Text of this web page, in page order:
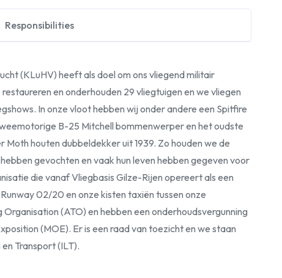
Responsibilities
(KLuHV) heeft als doel om ons vliegend militair
en onderhouden 29 vliegtuigen en we vliegen
In onze vloot hebben wij onder andere een Spitfire
B-25 Mitchell bommenwerper en het oudste
houten dubbeldekker uit 1939. Zo houden we de
gevochten en vaak hun leven hebben gegeven voor
die vanaf Vliegbasis Gilze-Rijen opereert als een
02/20 en onze kisten taxiën tussen onze
(ATO) en hebben een onderhoudsvergunning
(MOE). Er is een raad van toezicht en we staan
Transport (ILT).